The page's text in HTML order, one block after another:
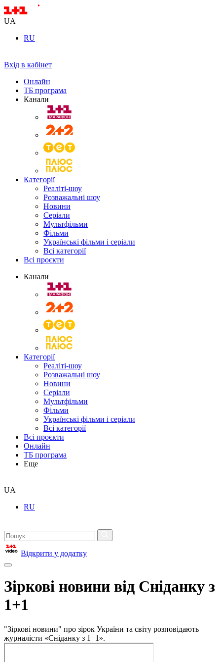
UA
RU
Вхід в кабінет
Онлайн
ТБ програма
Канали
Категорії
Реаліті-шоу
Розважальні шоу
Новини
Серіали
Мультфільми
Фільми
Українські фільми і серіали
Всі категорії
Всі проєкти
Канали
Категорії
Реаліті-шоу
Розважальні шоу
Новини
Серіали
Мультфільми
Фільми
Українські фільми і серіали
Всі категорії
Всі проєкти
Онлайн
ТБ програма
Еще
UA
RU
Відкрити у додатку
Зіркові новини від Сніданку з
1+1
"Зіркові новини" про зірок України та світу розповідають
журналісти «Сніданку з 1+1».